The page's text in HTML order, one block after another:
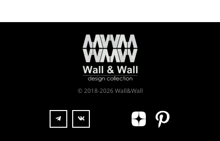
© 2018-2026 Wall&Wall